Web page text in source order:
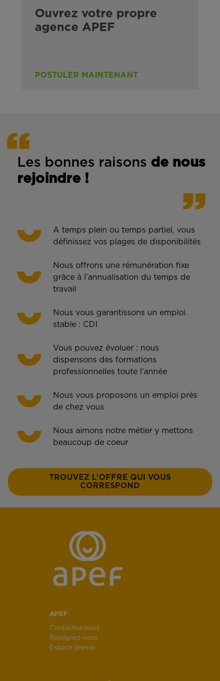
Ouvrez votre propre
agence APEF
POSTULER MAINTENANT
Les bonnes raisons de nous
rejoindre !
A temps plein ou temps partiel, vous
définissez vos plages de disponibilités
Nous offrons une rémunération fixe
grâce à l’annualisation du temps de
travail
Nous vous garantissons un emploi
stable : CDI
Vous pouvez évoluer : nous
dispensons des formations
professionnelles toute l’année
Nous vous proposons un emploi près
de chez vous
Nous aimons notre métier y mettons
beaucoup de coeur
TROUVEZ L’OFFRE QUI VOUS
CORRESPOND
APEF
Contactez-nous
Rejoignez-nous
Espace presse